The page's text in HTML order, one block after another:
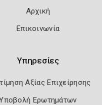
Αρχική
Επικοινωνία
Υπηρεσίες
Αξίας Επιχείρησης
Ερωτημάτων